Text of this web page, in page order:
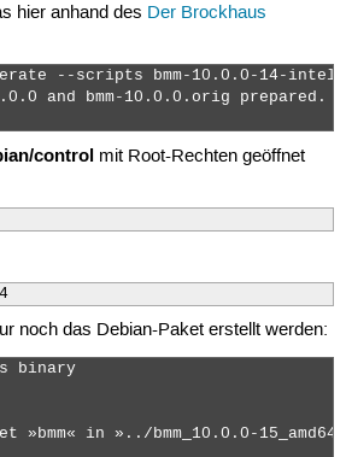
hier anhand des Der Brockhaus
--scripts bmm-10.0.0-14-
and bmm-10.0.0.orig prepared.
controlmit Root-Rechten geöffnet
noch das Debian-Paket erstellt werden:
binary
»bmm« in »../bmm_10.0.0-